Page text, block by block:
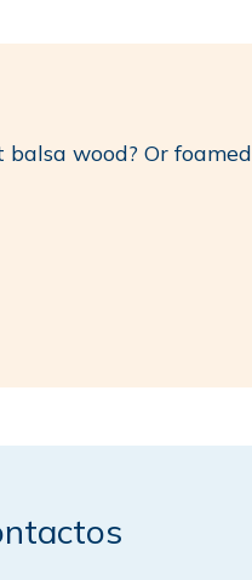
wood? Or foamed